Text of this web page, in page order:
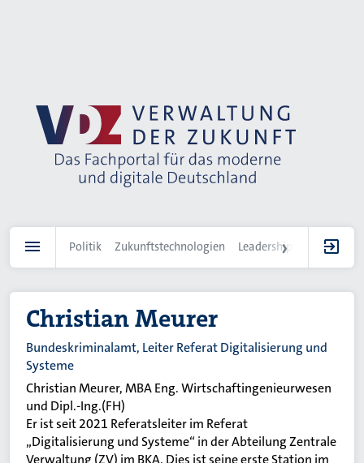
Politik Zukunftstechnologien Leadership IT-
Christian Meurer
Bundeskriminalamt, Leiter Referat Digitalisierung und
Systeme
Christian Meurer, MBA Eng. Wirtschaftingenieurwesen
und Dipl.-Ing.(FH)
Er ist seit 2021 Referatsleiter im Referat
„Digitalisierung und Systeme“ in der Abteilung Zentrale
Verwaltung (ZV) im BKA. Dies ist seine erste Station im